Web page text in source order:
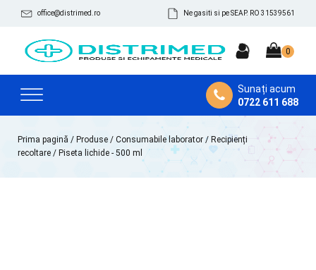
office@distrimed.ro Ne gasiti si pe SEAP. RO 31539561
Sunați acum
0722 611 688
Prima pagină / Produse / Consumabile laborator / Recipienți
recoltare / Piseta lichide - 500 ml